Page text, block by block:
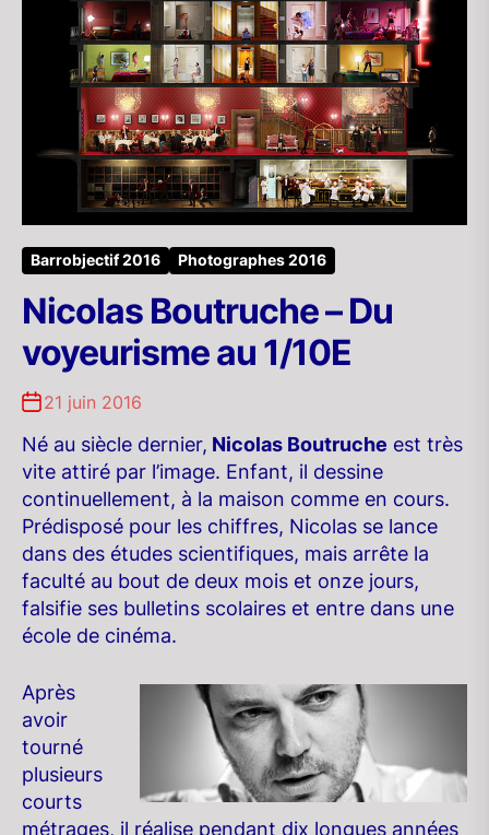
Barrobjectif 2016 Photographes 2016
Nicolas Boutruche – Du
voyeurisme au 1/10E
21 juin 2016
Né au siècle dernier, Nicolas Boutruche est très
vite attiré par l’image. Enfant, il dessine
continuellement, à la maison comme en cours.
Prédisposé pour les chiffres, Nicolas se lance
dans des études scientifiques, mais arrête la
faculté au bout de deux mois et onze jours,
falsifie ses bulletins scolaires et entre dans une
école de cinéma.
Après
avoir
tourné
plusieurs
courts
métrages, il réalise pendant dix longues années